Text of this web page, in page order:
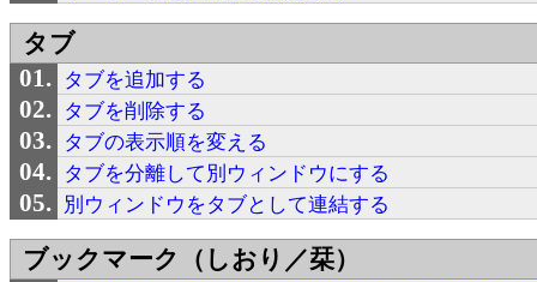
タブ
タブを追加する
タブを削除する
タブの表示順を変える
タブを分離して別ウィンドウにする
別ウィンドウをタブとして連結する
ブックマーク（しおり／栞）